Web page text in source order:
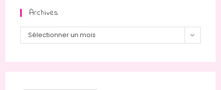
Archives
Archives
Sélectionner un mois